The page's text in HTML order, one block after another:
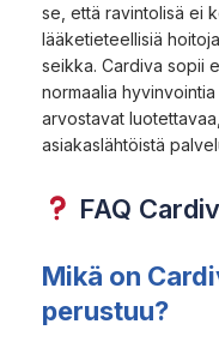
se, että ravintolisä ei
lääketieteellisiä
seikka. Cardiva sopii
normaalia
arvostavat
asiakaslähtöistä
FAQ
Mikä on
perustuu?